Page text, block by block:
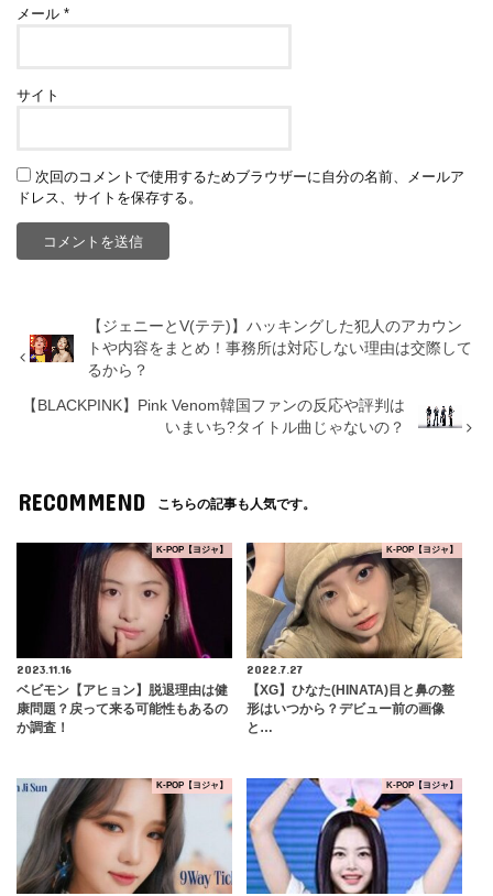
メール*
サイト
次回のコメントで使用するためブラウザーに自分の名前、メールア
ドレス、サイトを保存する。
【ジェニーとV(テテ)】ハッキングした犯人のアカウン
トや内容をまとめ！事務所は対応しない理由は交際して
るから？
【BLACKPINK】Pink Venom韓国ファンの反応や評判は
いまいち?タイトル曲じゃないの？
RECOMMEND こちらの記事も人気です。
K-POP【ヨジャ】
2023.11.16
ベビモン【アヒョン】脱退理由は健
康問題？戻って来る可能性もあるの
か調査！
K-POP【ヨジャ】
2022.7.27
【XG】ひなた(HINATA)目と鼻の整
形はいつから？デビュー前の画像
と…
K-POP【ヨジャ】 K-POP【ヨジャ】